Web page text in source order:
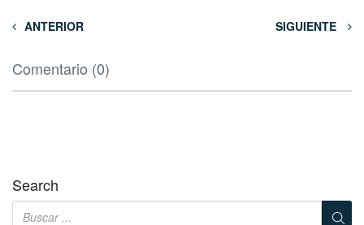
ANTERIOR SIGUIENTE
Comentario (0)
Search